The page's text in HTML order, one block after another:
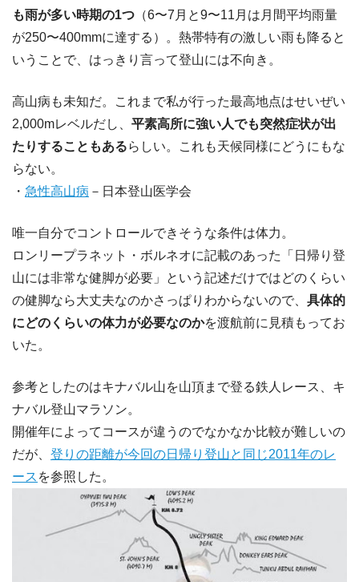
も雨が多い時期の1つ （6〜7月と9〜11月は月間平均雨量
が250〜400mmに達する）。熱帯特有の激しい雨も降ると
いうことで、はっきり言って登山には不向き。
高山病も未知だ。これまで私が行った最高地点はせいぜい
2,000mレベルだし、 平素高所に強い人でも突然症状が出
たりすることもあるらしい。これも天候同様にどうにもな
らない。
・ 急性高山病 －日本登山医学会
唯一自分でコントロールできそうな条件は体力。
ロンリープラネット・ボルネオに記載のあった「日帰り登
山には非常な健脚が必要」という記述だけではどのくらい
の健脚なら大丈夫なのかさっぱりわからないので、 具体的
にどのくらいの体力が必要なのかを渡航前に見積もってお
いた。
参考としたのはキナバル山を山頂まで登る鉄人レース、キ
ナバル登山マラソン。
開催年によってコースが違うのでなかなか比較が難しいの
だが、 登りの距離が今回の日帰り登山と同じ2011年のレ
ース を参照した。